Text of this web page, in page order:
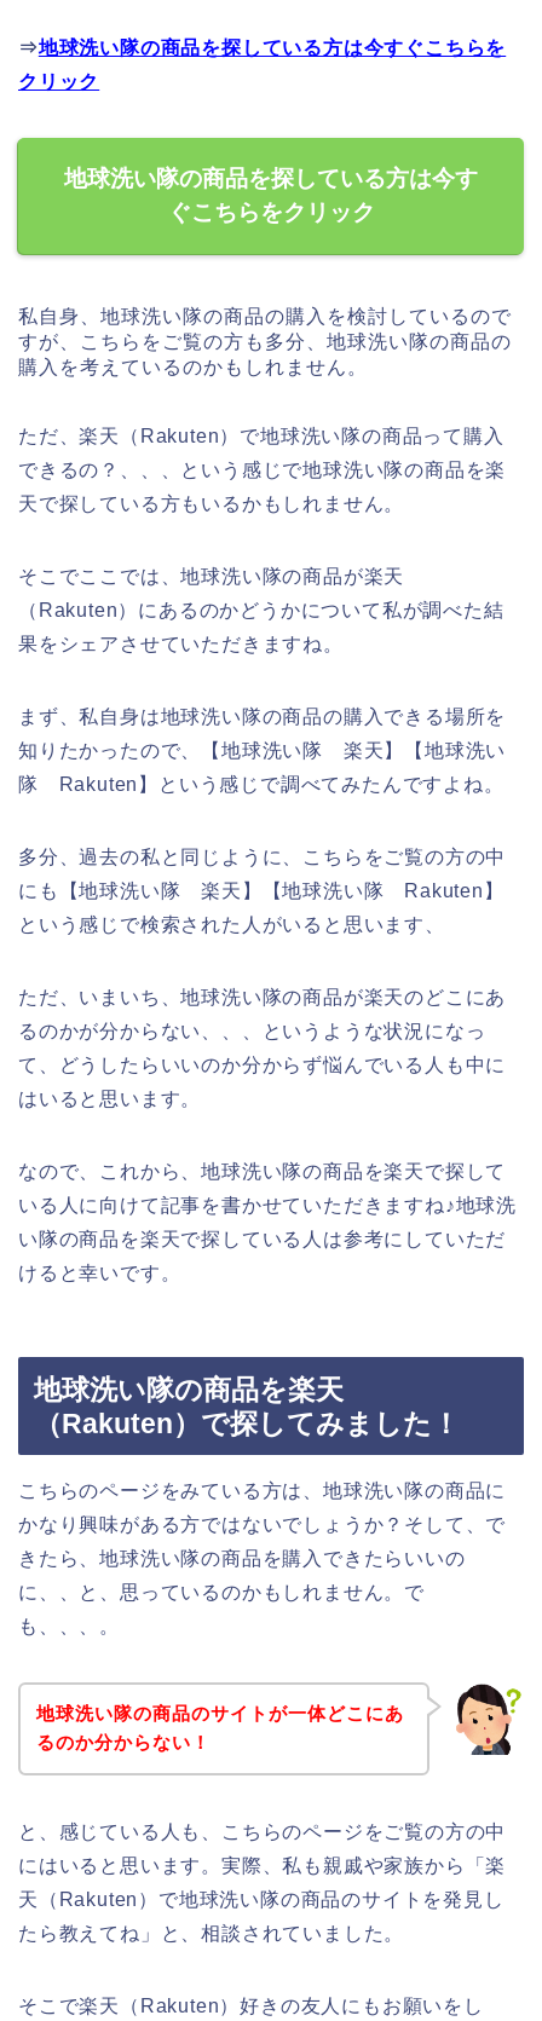
⇒地球洗い隊の商品を探している方は今すぐこちらを
クリック
地球洗い隊の商品を探している方は今す
ぐこちらをクリック
私自身、地球洗い隊の商品の購入を検討しているので
すが、こちらをご覧の方も多分、地球洗い隊の商品の
購入を考えているのかもしれません。
ただ、楽天（Rakuten）で地球洗い隊の商品って購入
できるの？、、、という感じで地球洗い隊の商品を楽
天で探している方もいるかもしれません。
そこでここでは、地球洗い隊の商品が楽天
（Rakuten）にあるのかどうかについて私が調べた結
果をシェアさせていただきますね。
まず、私自身は地球洗い隊の商品の購入できる場所を
知りたかったので、【地球洗い隊 楽天】【地球洗い
隊 Rakuten】という感じで調べてみたんですよね。
多分、過去の私と同じように、こちらをご覧の方の中
にも【地球洗い隊 楽天】【地球洗い隊 Rakuten】
という感じで検索された人がいると思います、
ただ、いまいち、地球洗い隊の商品が楽天のどこにあ
るのかが分からない、、、というような状況になっ
て、どうしたらいいのか分からず悩んでいる人も中に
はいると思います。
なので、これから、地球洗い隊の商品を楽天で探して
いる人に向けて記事を書かせていただきますね♪地球洗
い隊の商品を楽天で探している人は参考にしていただ
けると幸いです。
地球洗い隊の商品を楽天
（Rakuten）で探してみました！
こちらのページをみている方は、地球洗い隊の商品に
かなり興味がある方ではないでしょうか？そして、で
きたら、地球洗い隊の商品を購入できたらいいの
に、、と、思っているのかもしれません。で
も、、、。
地球洗い隊の商品のサイトが一体どこにあ
るのか分からない！
と、感じている人も、こちらのページをご覧の方の中
にはいると思います。実際、私も親戚や家族から「楽
天（Rakuten）で地球洗い隊の商品のサイトを発見し
たら教えてね」と、相談されていました。
そこで楽天（Rakuten）好きの友人にもお願いをし